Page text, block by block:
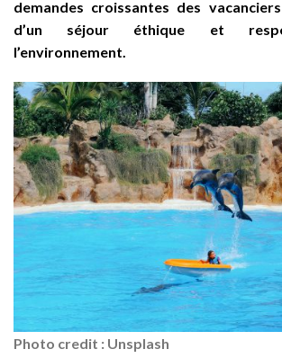
demandes croissantes des
d’un séjour éthique et
l’environnement.
Photo credit : Unsplash